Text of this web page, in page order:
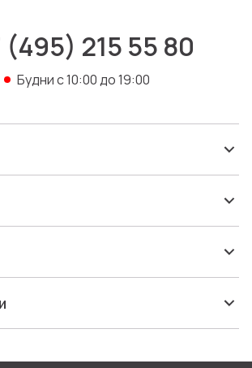
(495) 215 55 80
Будни с 10:00 до 19:00